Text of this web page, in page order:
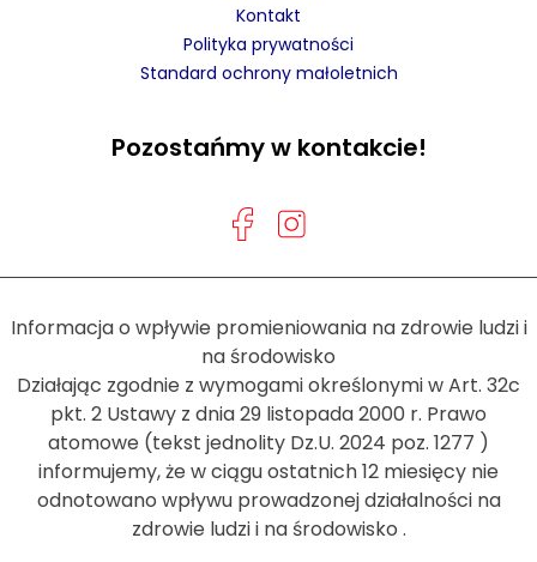
Kontakt
Polityka prywatności
Standard ochrony małoletnich
Pozostańmy w kontakcie!
Informacja o wpływie promieniowania na zdrowie ludzi i
na środowisko
Działając zgodnie z wymogami określonymi w Art. 32c
pkt. 2 Ustawy z dnia 29 listopada 2000 r. Prawo
atomowe (tekst jednolity Dz.U. 2024 poz. 1277 )
informujemy, że w ciągu ostatnich 12 miesięcy nie
odnotowano wpływu prowadzonej działalności na
zdrowie ludzi i na środowisko .